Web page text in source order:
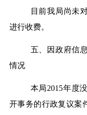
目前我局尚未
进行收费。
五、因政府信
情况
本局2015年度
开事务的行政复议案